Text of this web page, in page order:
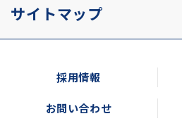
サイトマップ
採用情報
お問い合わせ